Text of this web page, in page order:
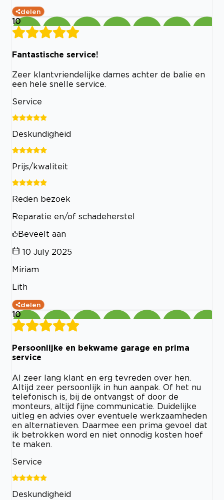
delen
10
Fantastische service!
Zeer klantvriendelijke dames achter de balie en
een hele snelle service.
Service
Deskundigheid
Prijs/kwaliteit
Reden bezoek
Reparatie en/of schadeherstel
Beveelt aan
10 July 2025
Miriam
Lith
delen
10
Persoonlijke en bekwame garage en prima
service
Al zeer lang klant en erg tevreden over hen.
Altijd zeer persoonlijk in hun aanpak. Of het nu
telefonisch is, bij de ontvangst of door de
monteurs, altijd fijne communicatie. Duidelijke
uitleg en advies over eventuele werkzaamheden
en alternatieven. Daarmee een prima gevoel dat
ik betrokken word en niet onnodig kosten hoef
te maken.
Service
Deskundigheid